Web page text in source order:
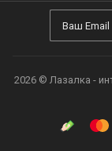
2026 © Лазалка -